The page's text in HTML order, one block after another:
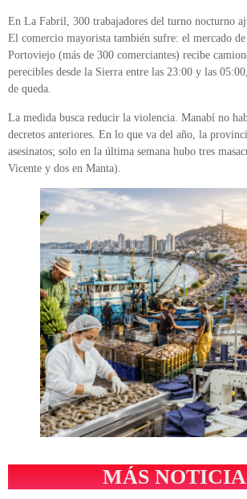
En La Fabril, 300 trabajadores del turno nocturno
El comercio mayorista también sufre: el mercado
Portoviejo (más de 300 comerciantes) recibe
perecibles desde la Sierra entre las 23:00 y las
de queda.
La medida busca reducir la violencia. Manabí no
decretos anteriores. En lo que va del año, la
asesinatos; solo en la última semana hubo tres
Vicente y dos en Manta).
MÁS